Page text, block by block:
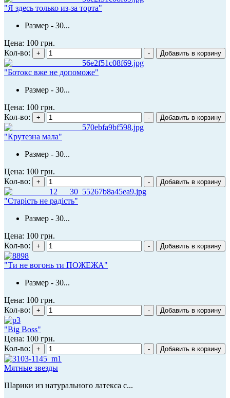
"Я здесь только из-за торта"
Размер - 30...
Цена: 100 грн.
Кол-во:
"Ботокс вже не допоможе"
Размер - 30...
Цена: 100 грн.
Кол-во:
"Крутезна мала"
Размер - 30...
Цена: 100 грн.
Кол-во:
"Старість не радість"
Размер - 30...
Цена: 100 грн.
Кол-во:
"Ти не вогонь ти ПОЖЕЖА"
Размер - 30...
Цена: 100 грн.
Кол-во:
"Big Boss"
Цена: 100 грн.
Кол-во:
Мятные звезды
Шарики из натурального латекса с...